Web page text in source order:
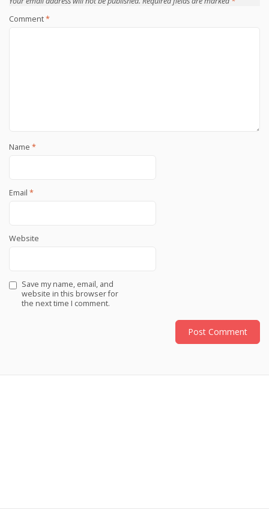
Comment*
Name *
Email *
Website
Save my name, email, and
website in this browser for
the next time I comment.